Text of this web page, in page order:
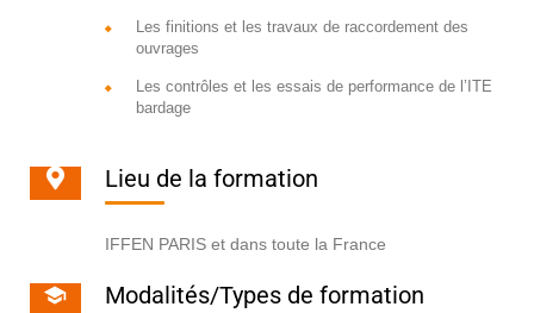
Les finitions et les travaux de raccordement des
ouvrages
Les contrôles et les essais de performance de l’ITE
bardage
Lieu de la formation
IFFEN PARIS et dans toute la France
Modalités/Types de formation